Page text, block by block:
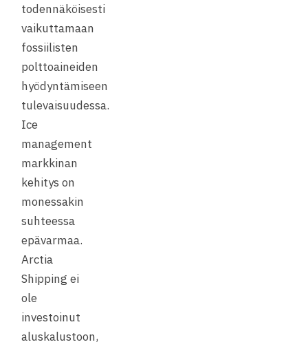
todennäköisesti
vaikuttamaan
fossiilisten
polttoaineiden
hyödyntämiseen
tulevaisuudessa.
Ice
management
markkinan
kehitys on
monessakin
suhteessa
epävarmaa.
Arctia
Shipping ei
ole
investoinut
aluskalustoon,